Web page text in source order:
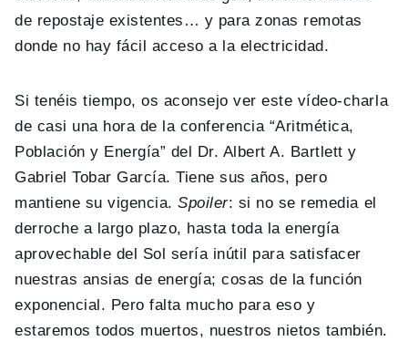
de repostaje existentes… y para zonas remotas
donde no hay fácil acceso a la electricidad.
Si tenéis tiempo, os aconsejo ver este vídeo-charla
de casi una hora de la conferencia “Aritmética,
Población y Energía” del Dr. Albert A. Bartlett y
Gabriel Tobar García. Tiene sus años, pero
mantiene su vigencia.Spoiler: si no se remedia el
derroche a largo plazo, hasta toda la energía
aprovechable del Sol sería inútil para satisfacer
nuestras ansias de energía; cosas de la función
exponencial. Pero falta mucho para eso y
estaremos todos muertos, nuestros nietos también.